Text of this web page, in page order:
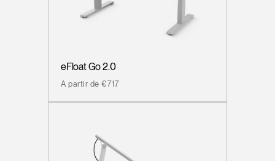
eFloat Go 2.0
A partir de €717